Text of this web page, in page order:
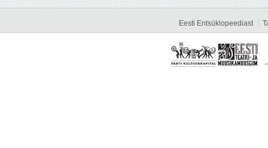
Eesti Entsüklopeediast